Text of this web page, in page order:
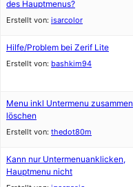
des Hauptmenus?
Erstellt von: isarcolor
Hilfe/Problem bei Zerif Lite
Erstellt von: bashkim94
Menu inkl Untermenu zusammen
löschen
Erstellt von: thedot80m
Kann nur Untermenuanklicken,
Hauptmenu nicht